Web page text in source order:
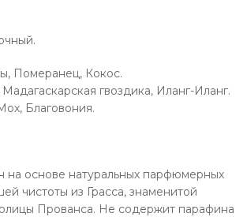
Померанец, Кокос.
гвоздика, Иланг-Иланг.
Благовония.
на основе натуральных парфюмерных
чистоты из Грасса, знаменитой
Прованса. Не содержит парафина